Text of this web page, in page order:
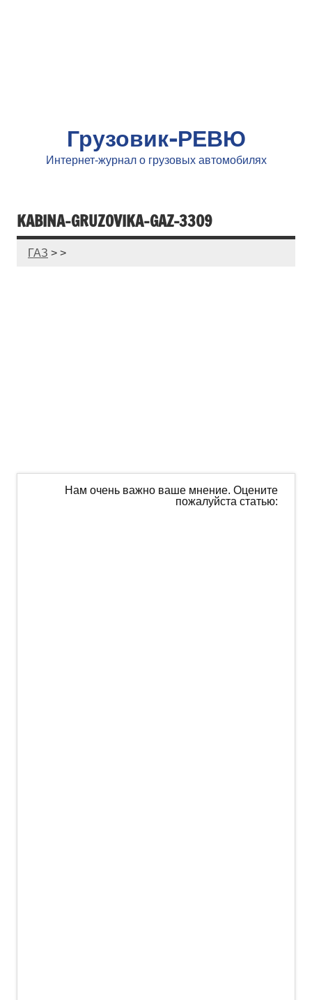
Грузовик-РЕВЮ
Интернет-журнал о грузовых автомобилях
KABINA-GRUZOVIKA-GAZ-3309
ГАЗ > >
Нам очень важно ваше мнение. Оцените
пожалуйста статью: